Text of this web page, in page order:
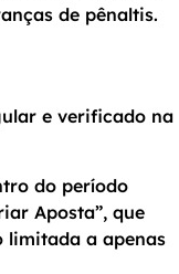
de pênaltis.
e verificado na
do período
Aposta”, que
limitada a apenas